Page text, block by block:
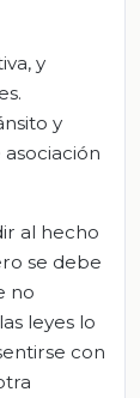
y
y
al hecho
se debe
no
leyes lo
con